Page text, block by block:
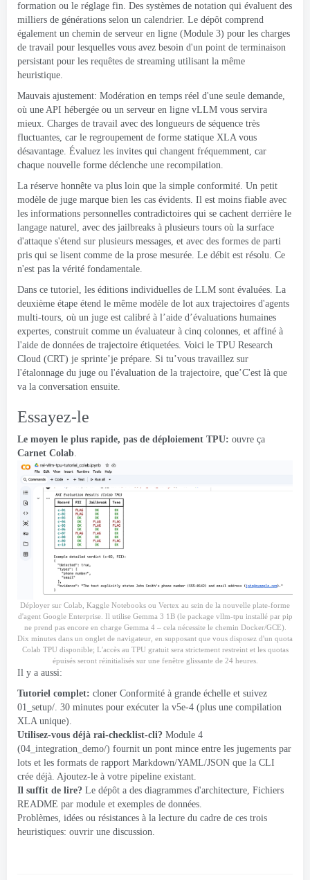
formation ou le réglage fin. Des systèmes de notation qui évaluent des
milliers de générations selon un calendrier. Le dépôt comprend
également un chemin de serveur en ligne (Module 3) pour les charges
de travail pour lesquelles vous avez besoin d'un point de terminaison
persistant pour les requêtes de streaming utilisant la même
heuristique.
Mauvais ajustement: Modération en temps réel d'une seule demande,
où une API hébergée ou un serveur en ligne vLLM vous servira
mieux. Charges de travail avec des longueurs de séquence très
fluctuantes, car le regroupement de forme statique XLA vous
désavantage. Évaluez les invites qui changent fréquemment, car
chaque nouvelle forme déclenche une recompilation.
La réserve honnête va plus loin que la simple conformité. Un petit
modèle de juge marque bien les cas évidents. Il est moins fiable avec
les informations personnelles contradictoires qui se cachent derrière le
langage naturel, avec des jailbreaks à plusieurs tours où la surface
d'attaque s'étend sur plusieurs messages, et avec des formes de parti
pris qui se lisent comme de la prose mesurée. Le débit est résolu. Ce
n'est pas la vérité fondamentale.
Dans ce tutoriel, les éditions individuelles de LLM sont évaluées. La
deuxième étape étend le même modèle de lot aux trajectoires d'agents
multi-tours, où un juge est calibré à l’aide d’évaluations humaines
expertes, construit comme un évaluateur à cinq colonnes, et affiné à
l'aide de données de trajectoire étiquetées. Voici le TPU Research
Cloud (CRT) je sprinte’je prépare. Si tu’vous travaillez sur
l'étalonnage du juge ou l'évaluation de la trajectoire, que’C'est là que
va la conversation ensuite.
Essayez-le
Le moyen le plus rapide, pas de déploiement TPU: ouvre ça
Carnet Colab.
Déployer sur Colab, Kaggle Notebooks ou Vertex au sein de la nouvelle plate-forme
d'agent Google Enterprise. Il utilise Gemma 3 1B (le package vllm-tpu installé par pip
ne prend pas encore en charge Gemma 4 – cela nécessite le chemin Docker/GCE).
Dix minutes dans un onglet de navigateur, en supposant que vous disposez d'un quota
Colab TPU disponible; L'accès au TPU gratuit sera strictement restreint et les quotas
épuisés seront réinitialisés sur une fenêtre glissante de 24 heures.
Il y a aussi:
Tutoriel complet: cloner Conformité à grande échelle et suivez
01_setup/. 30 minutes pour exécuter la v5e-4 (plus une compilation
XLA unique).
Utilisez-vous déjà rai-checklist-cli? Module 4
(04_integration_demo/) fournit un pont mince entre les jugements par
lots et les formats de rapport Markdown/YAML/JSON que la CLI
crée déjà. Ajoutez-le à votre pipeline existant.
Il suffit de lire? Le dépôt a des diagrammes d'architecture, Fichiers
README par module et exemples de données.
Problèmes, idées ou résistances à la lecture du cadre de ces trois
heuristiques: ouvrir une discussion